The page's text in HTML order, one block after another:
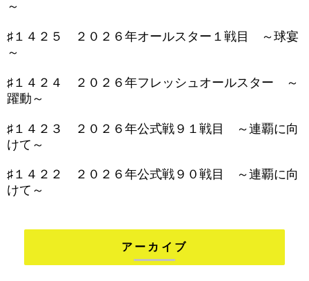
～
♯１４２５ ２０２６年オールスター１戦目 ～球宴
～
♯１４２４ ２０２６年フレッシュオールスター ～
躍動～
♯１４２３ ２０２６年公式戦９１戦目 ～連覇に向
けて～
♯１４２２ ２０２６年公式戦９０戦目 ～連覇に向
けて～
アーカイブ